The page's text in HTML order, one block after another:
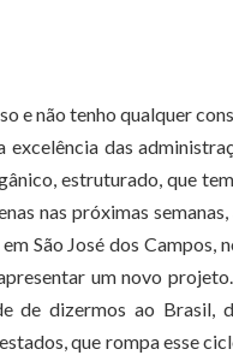
e não tenho qualquer
das
estruturado, que
nas próximas
São José dos
um novo
de dizermos ao
que rompa esse